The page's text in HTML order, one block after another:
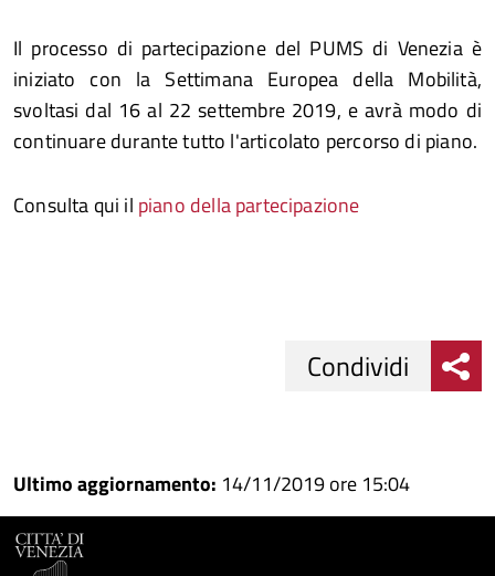
Il processo di partecipazione del PUMS di Venezia è
iniziato con la Settimana Europea della Mobilità,
svoltasi dal 16 al 22 settembre 2019, e avrà modo di
continuare durante tutto l'articolato percorso di piano.
Consulta qui il piano della partecipazione
su
Facebook
Condividi
su
Condividi
Condividi
Ultimo aggiornamento: 14/11/2019 ore 15:04